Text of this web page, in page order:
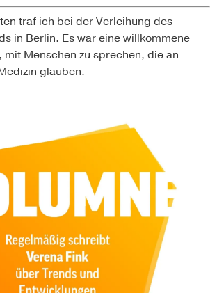
traf ich bei der Verleihung des
in Berlin. Es war eine willkommene
Menschen zu sprechen, die an
glauben.